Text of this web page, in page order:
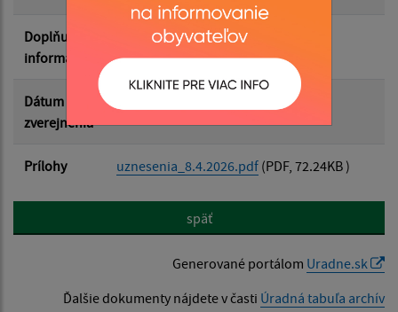
Doplňujúce
informácie
Dátum
zverejnenia
Prílohy uznesenia_8.4.2026.pdf (PDF, 72.24KB )
späť
Generované portálom Uradne.sk
Ďalšie dokumenty nájdete v časti Úradná tabuľa archív